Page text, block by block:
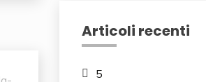
Articoli recenti
5